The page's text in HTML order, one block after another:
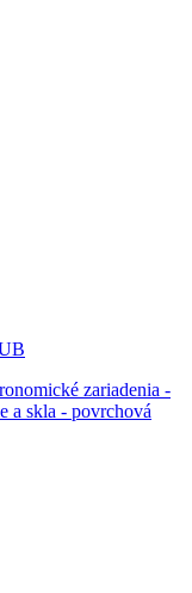
zariadenia -
a skla - povrchová